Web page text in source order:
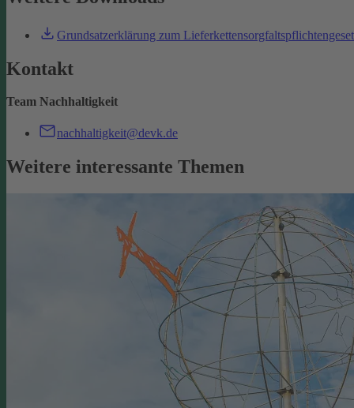
Grundsatzerklärung zum
Kontakt
Team Nachhaltigkeit
nachhaltigkeit@devk.de
Weitere interessante Themen